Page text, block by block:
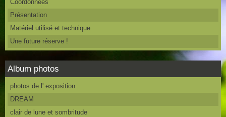
Coordonnées
Présentation
Matériel utilisé et technique
Une future réserve !
Album photos
photos de l' exposition
DREAM
clair de lune et sombritude